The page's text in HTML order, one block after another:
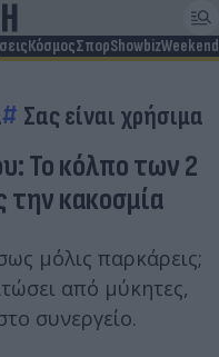
ΚόσμοςΣπορShowbizWeekend
Σας είναι χρήσιμα
Το κόλπο των 2
την κακοσμία
μόλις παρκάρεις;
από μύκητες,
συνεργείο.